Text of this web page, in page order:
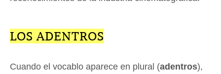
LOS ADENTROS
Cuando el vocablo aparece en plural (adentros),